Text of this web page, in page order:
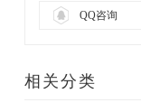
QQ咨询
相关分类